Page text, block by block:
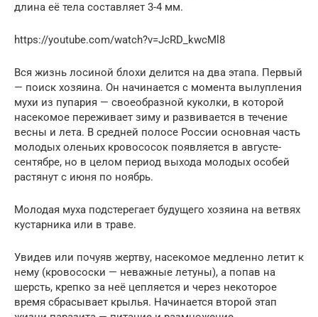
длина её тела составляет 3-4 мм.
https://youtube.com/watch?v=JcRD_kwcMl8
Вся жизнь лосиной блохи делится на два этапа. Первый
— поиск хозяина. Он начинается с момента вылупления
мухи из пупария — своеобразной куколки, в которой
насекомое переживает зиму и развивается в течение
весны и лета. В средней полосе России основная часть
молодых оленьих кровососок появляется в августе-
сентябре, но в целом период выхода молодых особей
растянут с июня по ноябрь.
Молодая муха подстерегает будущего хозяина на ветвях
кустарника или в траве.
Увидев или почуяв жертву, насекомое медленно летит к
нему (кровососки — неважные летуны), а попав на
шерсть, крепко за неё цепляется и через некоторое
время сбрасывает крылья. Начинается второй этап